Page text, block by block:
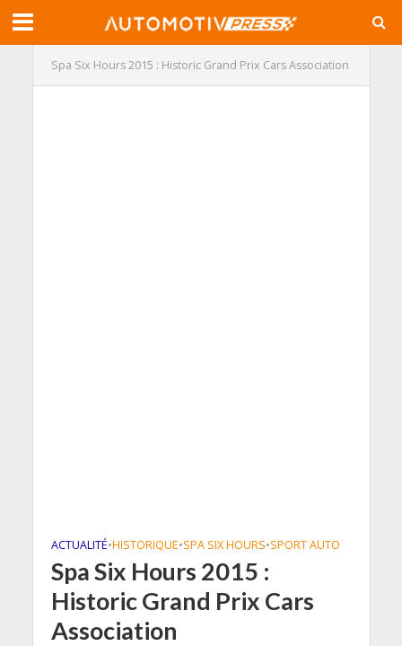
Spa Six Hours 2015 : Historic Grand Prix Cars Association
ACTUALITÉ•HISTORIQUE•SPA SIX HOURS•SPORT AUTO
Spa Six Hours 2015 :
Historic Grand Prix Cars
Association